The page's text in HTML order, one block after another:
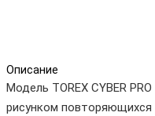
Описание
Модель TOREX CYBER
рисунком повторяющихся